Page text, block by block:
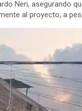
Neri, asegurando
al proyecto, a